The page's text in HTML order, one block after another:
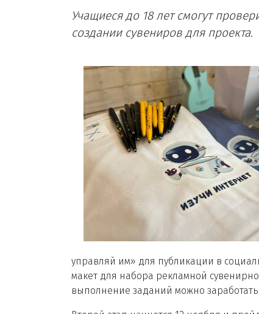
Учащиеся до 18 лет смогут
создании сувениров для проекта.
управляй им» для публикации в
макет для набора рекламной
выполнение заданий можно